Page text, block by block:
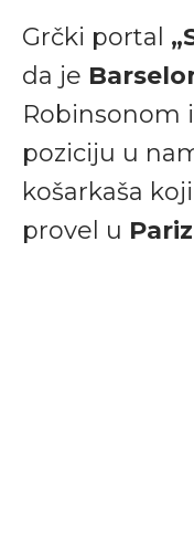
Grčki portal
da je
Robinsonom
poziciju u
košarkaša
provel u